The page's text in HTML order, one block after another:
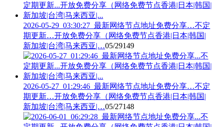
2026-05-29_03:30:27_最新网络节点地址免费分享…不定
期更新…开放免费分享（网络免费节点香港|日本|韩国|
新加坡|台湾|马来西亚|…05/29149
2026-05-27_01:29:46_最新网络节点地址免费分享…不定
期更新…开放免费分享（网络免费节点香港|日本|韩国|
新加坡|台湾|马来西亚|…05/27148